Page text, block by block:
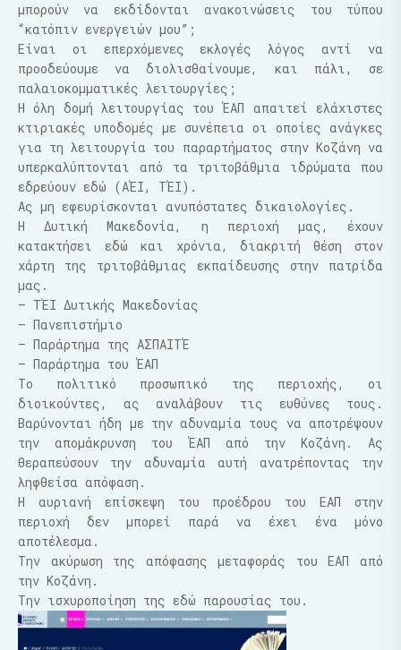
μπορούν να εκδίδονται ανακοινώσεις του τύπου
“κατόπιν ενεργειών μου”;
Είναι οι επερχόμενες εκλογές λόγος αντί να
προοδεύουμε να διολισθαίνουμε, και πάλι, σε
παλαιοκομματικές λειτουργίες;
Η όλη δομή λειτουργίας του ΈΑΠ απαιτεί ελάχιστες
κτιριακές υποδομές με συνέπεια οι οποίες ανάγκες
για τη λειτουργία του παραρτήματος στην Κοζάνη να
υπερκαλύπτονται από τα τριτοβάθμια ιδρύματα που
εδρεύουν εδώ (ΑΈΙ, ΤΈΙ).
Ας μη εφευρίσκονται ανυπόστατες δικαιολογίες.
Η Δυτική Μακεδονία, η περιοχή μας, έχουν
κατακτήσει εδώ και χρόνια, διακριτή θέση στον
χάρτη της τριτοβάθμιας εκπαίδευσης στην πατρίδα
μας.
– ΤΈΙ Δυτικής Μακεδονίας
– Πανεπιστήμιο
– Παράρτημα της ΑΣΠΑΙΤΈ
– Παράρτημα του ΈΑΠ
Το πολιτικό προσωπικό της περιοχής, οι
διοικούντες, ας αναλάβουν τις ευθύνες τους.
Βαρύνονται ήδη με την αδυναμία τους να αποτρέψουν
την απομάκρυνση του ΈΑΠ από την Κοζάνη. Ας
θεραπεύσουν την αδυναμία αυτή ανατρέποντας την
ληφθείσα απόφαση.
Η αυριανή επίσκεψη του προέδρου του ΕΑΠ στην
περιοχή δεν μπορεί παρά να έχει ένα μόνο
αποτέλεσμα.
Την ακύρωση της απόφασης μεταφοράς του ΕΑΠ από
την Κοζάνη.
Την ισχυροποίηση της εδώ παρουσίας του.